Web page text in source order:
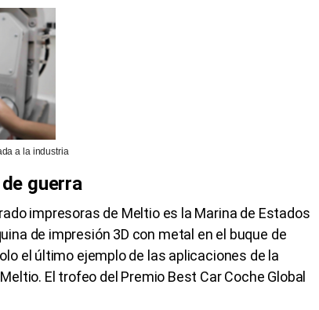
a la industria
guerra
impresoras de Meltio es la Marina de Estados
de impresión 3D con metal en el buque de
el último ejemplo de las aplicaciones de la
El trofeo del Premio Best Car Coche Global